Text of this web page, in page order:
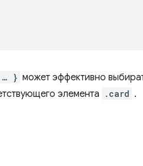
… } может эффективно
элемента .card .